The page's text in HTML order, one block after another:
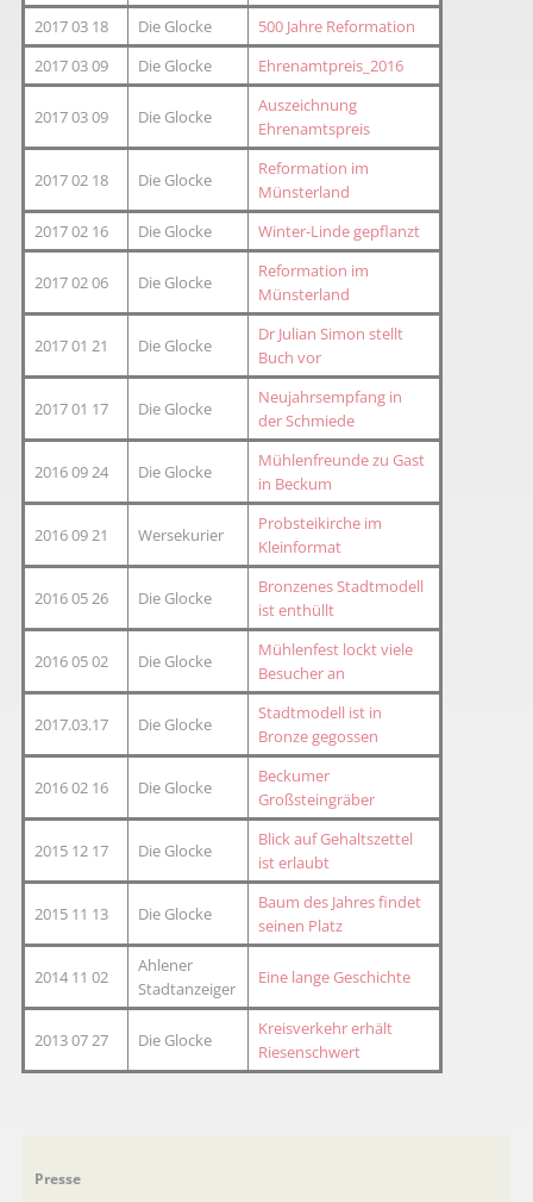
2017 03 18
Die Glocke
500 Jahre Reformation
2017 03 09
Die Glocke Ehrenamtpreis_2016
2017 03 09 Die Glocke
Auszeichnung
Ehrenamtspreis
2017 02 18 Die Glocke
Reformation im
Münsterland
2017 02 16
Die Glocke Winter-Linde gepflanzt
2017 02 06 Die Glocke
Reformation im
Münsterland
2017 01 21 Die Glocke
Dr Julian Simon stellt
Buch vor
2017 01 17 Die Glocke
Neujahrsempfang in
der Schmiede
2016 09 24 Die Glocke
Mühlenfreunde zu Gast
in Beckum
2016 09 21 Wersekurier
Probsteikirche im
Kleinformat
2016 05 26 Die Glocke
Bronzenes Stadtmodell
ist enthüllt
2016 05 02 Die Glocke
Mühlenfest lockt viele
Besucher an
2017.03.17 Die Glocke
Stadtmodell ist in
Bronze gegossen
2016 02 16 Die Glocke
Beckumer
Großsteingräber
2015 12 17 Die Glocke
Blick auf Gehaltszettel
ist erlaubt
2015 11 13 Die Glocke
Baum des Jahres findet
seinen Platz
2014 11 02
Ahlener
Stadtanzeiger
Eine lange Geschichte
2013 07 27 Die Glocke
Kreisverkehr erhält
Riesenschwert
Navigation
Presse